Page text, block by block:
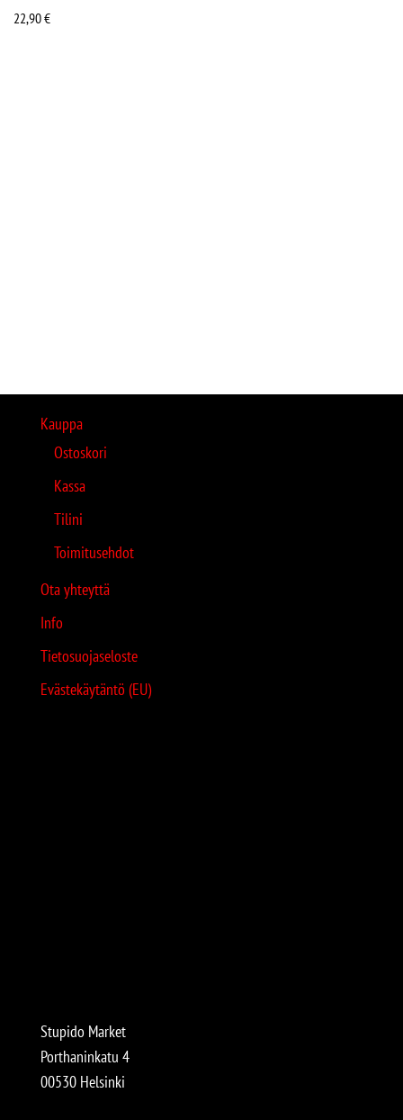
22,90€
Kauppa
Ostoskori
Kassa
Tilini
Toimitusehdot
Ota yhteyttä
Info
Tietosuojaseloste
Evästekäytäntö (EU)
Stupido Market
Porthaninkatu 4
00530 Helsinki